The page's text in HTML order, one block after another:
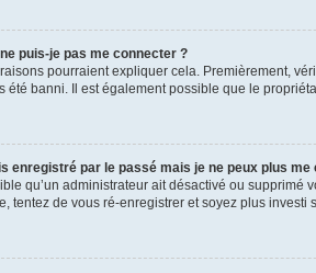
puis-je pas me connecter ?
pourraient expliquer cela. Premièrement,
été banni. Il est également possible que le
enregistré par le passé mais je ne peux plus me
qu’un administrateur ait désactivé ou
tentez de vous ré-enregistrer et soyez plus investi